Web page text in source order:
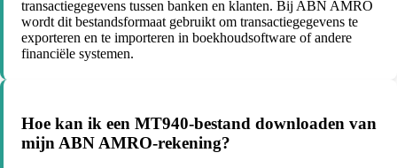
transactiegegevens tussen banken en klanten. Bij ABN AMRO
wordt dit bestandsformaat gebruikt om transactiegegevens te
exporteren en te importeren in boekhoudsoftware of andere
financiële systemen.
Hoe kan ik een MT940-bestand downloaden van
mijn ABN AMRO-rekening?